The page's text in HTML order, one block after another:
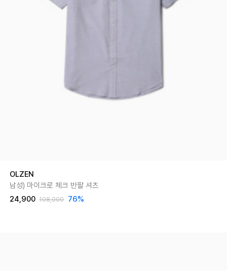
OLZEN
남성) 마이크로 체크 반팔 셔츠
24,900 108,000 76%